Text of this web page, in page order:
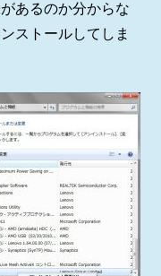
あるのか分からな
ストールしてしま